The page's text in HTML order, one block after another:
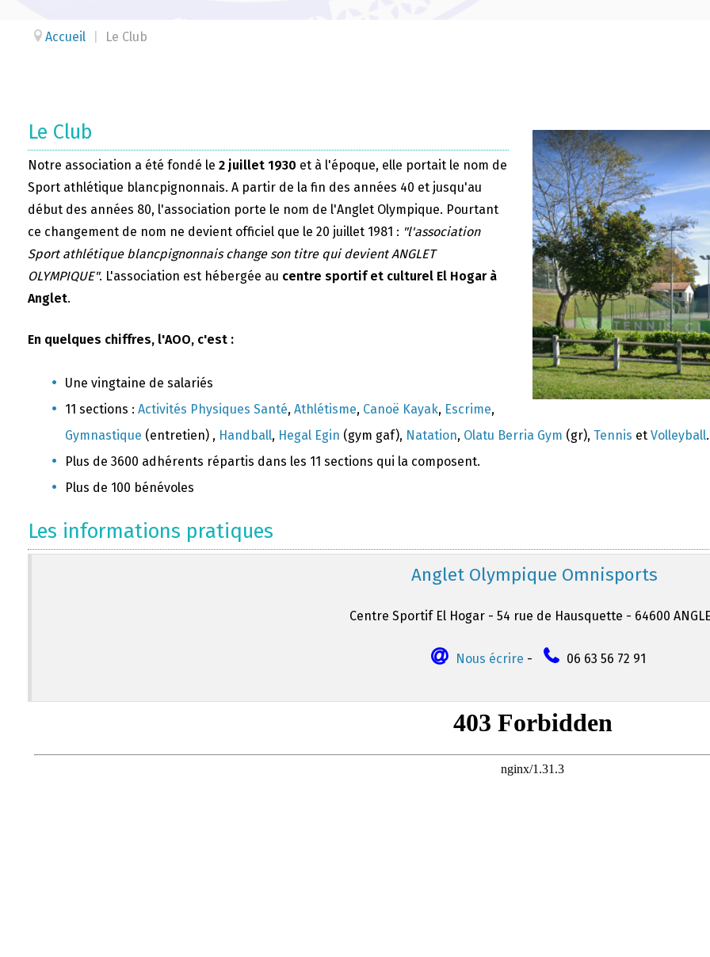
Accueil Le Club
Le Club
Notre association a été fondé le 2 juillet 1930 et à l'époque, elle portait le nom de
Sport athlétique blancpignonnais. A partir de la fin des années 40 et jusqu'au
début des années 80, l'association porte le nom de l'Anglet Olympique. Pourtant
ce changement de nom ne devient officiel que le 20 juillet 1981 : "l'association
Sport athlétique blancpignonnais change son titre qui devient ANGLET
OLYMPIQUE". L'association est hébergée au centre sportif et culturel El Hogar à
Anglet.
En quelques chiffres, l'AOO, c'est :
Une vingtaine de salariés
11 sections : Activités Physiques Santé, Athlétisme, Canoë Kayak, Escrime,
Gymnastique (entretien) , Handball, Hegal Egin (gym gaf), Natation, Olatu Berria Gym (gr), Tennis et Volleyball.
Plus de 3600 adhérents répartis dans les 11 sections qui la composent.
Plus de 100 bénévoles
Les informations pratiques
Anglet Olympique Omnisports
Centre Sportif El Hogar - 54 rue de Hausquette - 64600
Nous écrire - 06 63 56 72 91